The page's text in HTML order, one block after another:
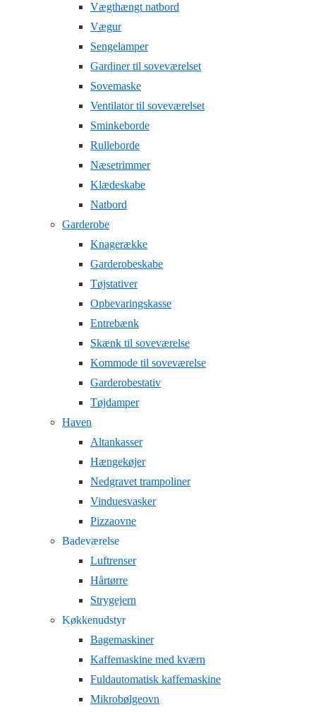
Vægthængt natbord
Vægur
Sengelamper
Gardiner til soveværelset
Sovemaske
Ventilator til soveværelset
Sminkeborde
Rulleborde
Næsetrimmer
Klædeskabe
Natbord
Garderobe
Knagerække
Garderobeskabe
Tøjstativer
Opbevaringskasse
Entrebænk
Skænk til soveværelse
Kommode til soveværelse
Garderobestativ
Tøjdamper
Haven
Altankasser
Hængekøjer
Nedgravet trampoliner
Vinduesvasker
Pizzaovne
Badeværelse
Luftrenser
Hårtørre
Strygejern
Køkkenudstyr
Bagemaskiner
Kaffemaskine med kværn
Fuldautomatisk kaffemaskine
Mikrobølgeovn